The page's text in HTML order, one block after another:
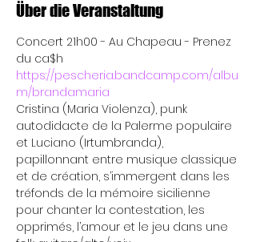
Über die Veranstaltung
Concert 21h00 - Au Chapeau - Prenez
du ca$h
https://pescheria.bandcamp.com/albu
m/brandamaria
Cristina (Maria Violenza), punk
autodidacte de la Palerme populaire
et Luciano (Irtumbranda),
papillonnant entre musique classique
et de création, s’immergent dans les
tréfonds de la mémoire sicilienne
pour chanter la contestation, les
opprimés, l’amour et le jeu dans une